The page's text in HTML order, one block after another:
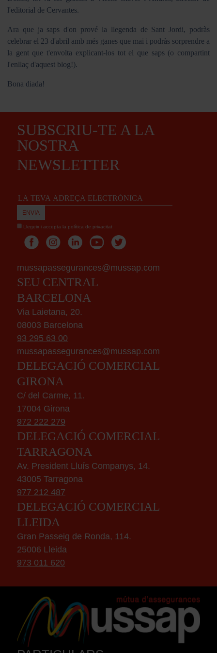
l'editorial de Cervantes.
Ara que ja saps d'on prové la llegenda de Sant Jordi, podràs
celebrar el 23 d'abril amb més ganes que mai i podràs sorprendre a
la gent que t'envolta explicant-los tot el que saps (o compartint
l'enllaç d'aquest blog!).
Bona diada!
SUBSCRIU-TE A LA
NOSTRA
NEWSLETTER
Llegeix i accepta la política de privacitat
mussapassegurances@mussap.com
SEU CENTRAL
BARCELONA
Via Laietana, 20.
08003 Barcelona
93 295 63 00
mussapassegurances@mussap.com
DELEGACIÓ COMERCIAL
GIRONA
C/ del Carme, 11.
17004 Girona
972 222 279
DELEGACIÓ COMERCIAL
TARRAGONA
Av. President Lluís Companys, 14.
43005 Tarragona
977 212 487
DELEGACIÓ COMERCIAL
LLEIDA
Gran Passeig de Ronda, 114.
25006 Lleida
973 011 620